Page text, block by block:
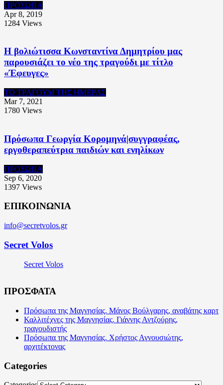
ΠΡΟΣΩΠΑ
Apr 8, 2019
1284 Views
Η βολιώτισσα Κωνσταντίνα Δημητρίου μας
παρουσιάζει το νέο της τραγούδι με τίτλο
«Έφευγες»
ΤΟ ΤΡΑΓΟΥΔΙ ΤΗΣ ΗΜΕΡΑΣ
Mar 7, 2021
1780 Views
Πρόσωπα Γεωργία Κορομηνά|συγγραφέας,
εργοθεραπεύτρια παιδιών και ενηλίκων
ΠΡΟΣΩΠΑ
Sep 6, 2020
1397 Views
ΕΠΙΚΟΙΝΩΝΙΑ
info@secretvolos.gr
Secret Volos
Secret Volos
ΠΡΟΣΦΑΤΑ
Πρόσωπα της Μαγνησίας. Μάνος Βούλγαρης, αναβάτης καρτ
Καλλιτέχνες της Μαγνησίας. Γιάννης Αντζούρης,
τραγουδιστής
Πρόσωπα της Μαγνησίας. Χρήστος Αγνουσιώτης,
αρχιτέκτονας
Categories